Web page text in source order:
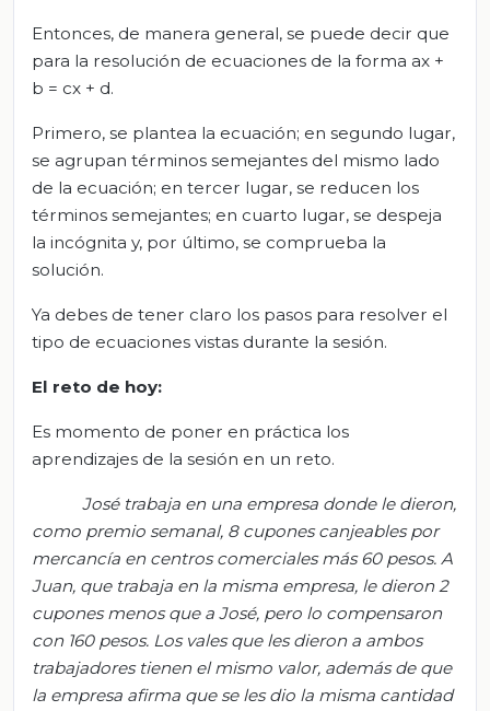
Entonces, de manera general, se puede decir que
para la resolución de ecuaciones de la forma ax +
b = cx + d.
Primero, se plantea la ecuación; en segundo lugar,
se agrupan términos semejantes del mismo lado
de la ecuación; en tercer lugar, se reducen los
términos semejantes; en cuarto lugar, se despeja
la incógnita y, por último, se comprueba la
solución.
Ya debes de tener claro los pasos para resolver el
tipo de ecuaciones vistas durante la sesión.
El reto de hoy:
Es momento de poner en práctica los
aprendizajes de la sesión en un reto.
José trabaja en una empresa donde le dieron,
como premio semanal, 8 cupones canjeables por
mercancía en centros comerciales más 60 pesos. A
Juan, que trabaja en la misma empresa, le dieron 2
cupones menos que a José, pero lo compensaron
con 160 pesos. Los vales que les dieron a ambos
trabajadores tienen el mismo valor, además de que
la empresa afirma que se les dio la misma cantidad